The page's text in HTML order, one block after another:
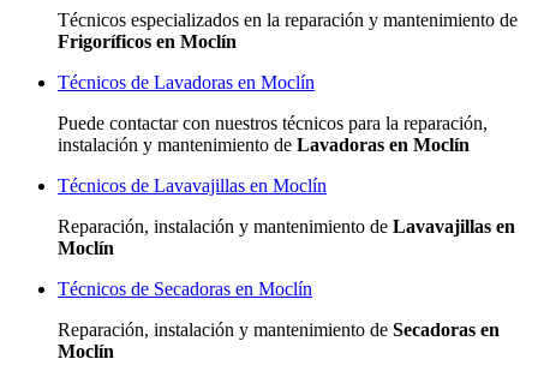
Técnicos especializados en la reparación y mantenimiento de
Frigoríficos en Moclín
Técnicos de Lavadoras en Moclín
Puede contactar con nuestros técnicos para la reparación,
instalación y mantenimiento de Lavadoras en Moclín
Técnicos de Lavavajillas en Moclín
Reparación, instalación y mantenimiento de Lavavajillas en
Moclín
Técnicos de Secadoras en Moclín
Reparación, instalación y mantenimiento de Secadoras en
Moclín